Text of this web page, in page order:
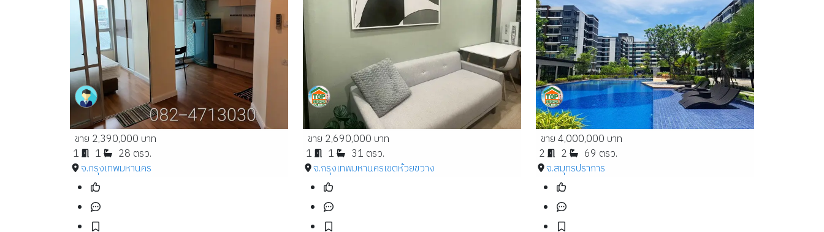
ขาย 2,390,000 บาท
1
1
28 ตรว.
จ.กรุงเทพมหานคร
ขาย 2,690,000 บาท
1
1
31 ตรว.
จ.กรุงเทพมหานครเขตห้วยขวาง
ขาย 4,000,000 บาท
2
2
69 ตรว.
จ.สมุทรปราการ